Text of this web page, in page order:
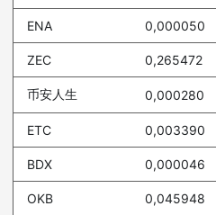
ENA 0,000050
ZEC 0,265472
币安人生 0,000280
ETC 0,003390
BDX 0,000046
OKB 0,045948